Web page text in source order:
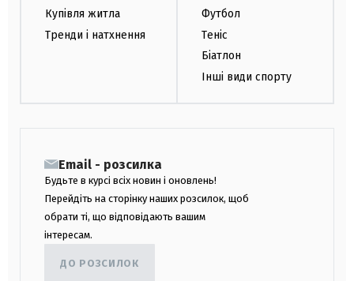
Купівля житла
Тренди і натхнення
Футбол
Теніс
Біатлон
Інші види спорту
Email - розсилка
Будьте в курсі всіх новин і оновлень!
Перейдіть на сторінку наших розсилок, щоб
обрати ті, що відповідають вашим
інтересам.
ДО РОЗСИЛОК